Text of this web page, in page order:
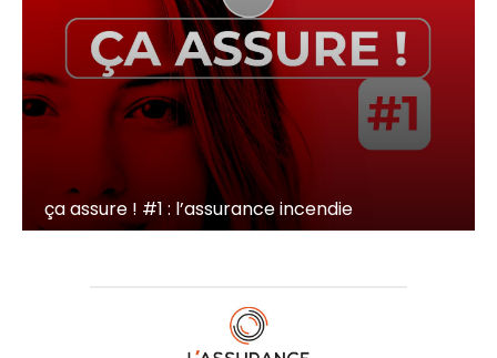
ça assure ! #1 : l’assurance incendie